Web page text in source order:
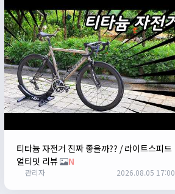
티타늄 자전거 진짜 좋을까?? / 라이트스피드
얼티밋 리뷰
N
관리자 2026.08.05 17:00